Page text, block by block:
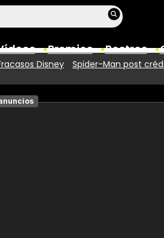
Premios Rostros
Fotos
Disney Spider-Man post